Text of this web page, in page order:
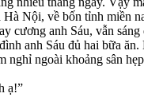
Nội, về bốn tỉnh miền
cương anh Sáu, vẫn
anh Sáu đủ hai bữa
nghỉ ngoài khoảng sân
ạ!”